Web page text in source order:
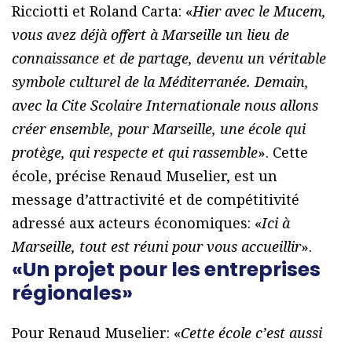
Ricciotti et Roland Carta: «Hier avec le Mucem,
vous avez déjà offert à Marseille un lieu de
connaissance et de partage, devenu un véritable
symbole culturel de la Méditerranée. Demain,
avec la Cite Scolaire Internationale nous allons
créer ensemble, pour Marseille, une école qui
protège, qui respecte et qui rassemble». Cette
école, précise Renaud Muselier, est un
message d’attractivité et de compétitivité
adressé aux acteurs économiques: «Ici à
Marseille, tout est réuni pour vous accueillir».
«Un projet pour les entreprises
régionales»
Pour Renaud Muselier: «Cette école c’est aussi